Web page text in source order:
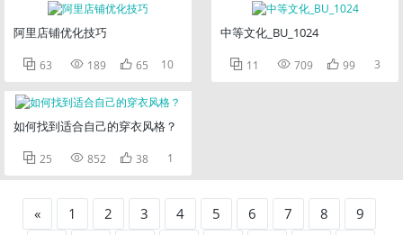
阿里店铺优化技巧
 63  189  65 10
如何找到适合自己的穿衣风格？
 25  852  38 1
中等文化_BU_1024
 11  709  99 3
« 1 2 3 4 5 6 7 8
9